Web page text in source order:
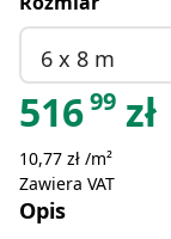
6 x 8 m
51699 zł
10,77 zł /m²
Zawiera VAT
Opis